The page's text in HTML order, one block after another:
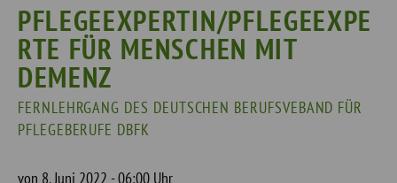
PFLEGEEXPERTIN/PFLEGEEXPE
RTE FÜR MENSCHEN MIT
DEMENZ
FERNLEHRGANG DES DEUTSCHEN BERUFSVEBAND FÜR
PFLEGEBERUFE DBFK
von 8. Juni 2022 - 06:00 Uhr